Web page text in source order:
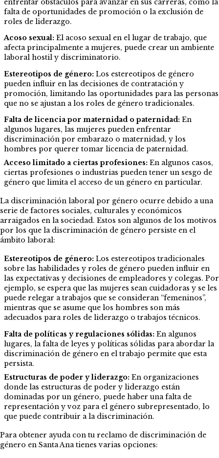
falta de oportunidades de promoción o la exclusión de
roles de liderazgo.
Acoso sexual: El acoso sexual en el lugar de trabajo, que
afecta principalmente a mujeres, puede crear un ambiente
laboral hostil y discriminatorio.
Estereotipos de género: Los estereotipos de género
pueden influir en las decisiones de contratación y
promoción, limitando las oportunidades para las personas
que no se ajustan a los roles de género tradicionales.
Falta de licencia por maternidad o paternidad: En
algunos lugares, las mujeres pueden enfrentar
discriminación por embarazo o maternidad, y los
hombres por querer tomar licencia de paternidad.
Acceso limitado a ciertas profesiones: En algunos casos,
ciertas profesiones o industrias pueden tener un sesgo de
género que limita el acceso de un género en particular.
La discriminación laboral por género ocurre debido a una
serie de factores sociales, culturales y económicos
arraigados en la sociedad. Estos son algunos de los motivos
por los que la discriminación de género persiste en el
ámbito laboral:
Estereotipos de género: Los estereotipos tradicionales
sobre las habilidades y roles de género pueden influir en
las expectativas y decisiones de empleadores y colegas. Por
ejemplo, se espera que las mujeres sean cuidadoras y se les
puede relegar a trabajos que se consideran “femeninos”,
mientras que se asume que los hombres son más
adecuados para roles de liderazgo o trabajos técnicos.
Falta de políticas y regulaciones sólidas: En algunos
lugares, la falta de leyes y políticas sólidas para abordar la
discriminación de género en el trabajo permite que esta
persista.
Estructuras de poder y liderazgo: En organizaciones
donde las estructuras de poder y liderazgo están
dominadas por un género, puede haber una falta de
representación y voz para el género subrepresentado, lo
que puede contribuir a la discriminación.
Para obtener ayuda con tu reclamo de discriminación de
género en Santa Ana tienes varias opciones: